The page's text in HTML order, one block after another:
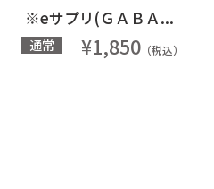
※eサプリ(ＧＡＢＡ...
通常 ¥1,850 （税込）